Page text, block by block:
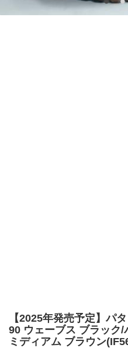
【2025年発売予定】パ
90 ウェーブス ブラック
ミディアム ブラウン